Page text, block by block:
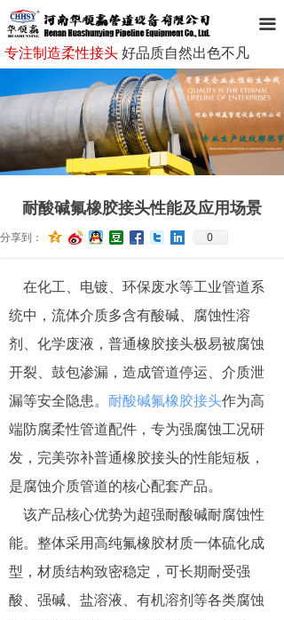
끀
网站首页
走进华顺赢
华顺赢产品
新闻资讯
成功案例
客户服务
企业文化
在线留言
联系我们
专注制造柔性接头好品质自然出色不凡
耐酸碱氟橡胶接头性能及应用场景
在化工、电镀、环保废水等工业管道系
统中，流体介质多含有酸碱、腐蚀性溶
剂、化学废液，普通橡胶接头极易被腐蚀
开裂、鼓包渗漏，造成管道停运、介质泄
漏等安全隐患。 耐酸碱氟橡胶接头作为高
端防腐柔性管道配件，专为强腐蚀工况研
发，完美弥补普通橡胶接头的性能短板，
是腐蚀介质管道的核心配套产品。
该产品核心优势为超强耐酸碱耐腐蚀性
能。整体采用高纯氟橡胶材质一体硫化成
型，材质结构致密稳定，可长期耐受强
酸、强碱、盐溶液、有机溶剂等各类腐蚀
分享到： 0